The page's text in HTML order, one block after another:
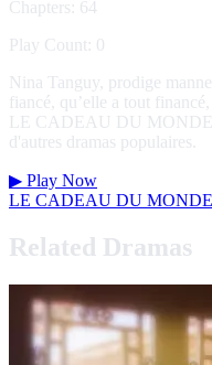
Chapters: 64
Play Count: 0
Nina Tanguy, prodige
fiancé, qu’elle a tout
LE CADEAU DU MONDE
d'autres dramas populaires.
▶ Play Now
LE CADEAU DU MONDE
Related Dramas